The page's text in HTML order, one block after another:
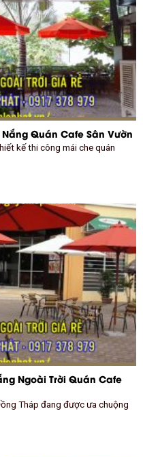
Quán Cafe Sân Vườn
kế thi công mái che quán
Ngoài Trời Quán Cafe
Tháp đang được ưa chuộng